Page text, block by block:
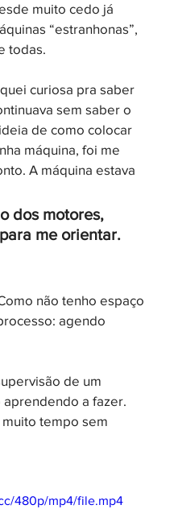
muito cedo já
“estranhonas”,
todas.
curiosa pra saber
sem saber o
de como colocar
máquina, foi me
A máquina estava
dos motores,
me orientar.
não tenho espaço
agendo
de um
a fazer.
tempo sem
480p/mp4/file.mp4